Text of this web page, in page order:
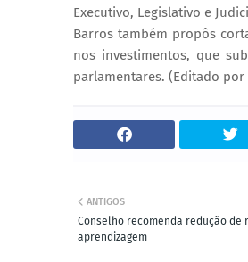
Executivo, Legislativo e
Barros também propôs
nos investimentos, que
parlamentares. (Editado
ANTIGOS
Conselho recomenda redução de
aprendizagem